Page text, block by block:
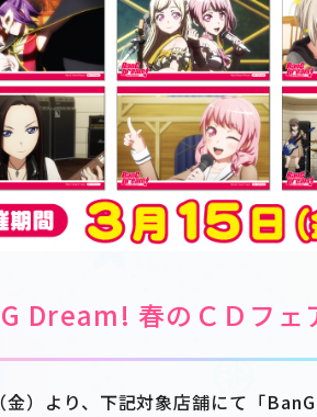
Dream! 春のＣＤフェ
金）より、下記対象店舗にて「